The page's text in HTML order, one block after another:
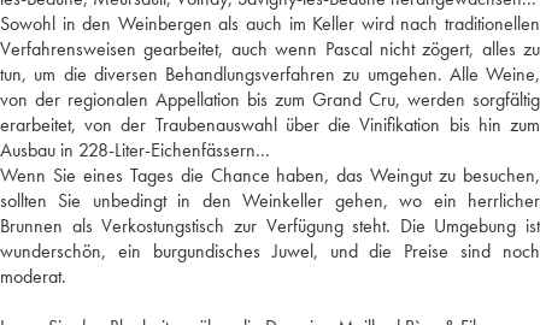
Sowohl in den Weinbergen als auch im Keller wird nach traditionellen
Verfahrensweisen gearbeitet, auch wenn Pascal nicht zögert, alles zu
tun, um die diversen Behandlungsverfahren zu umgehen. Alle Weine,
von der regionalen Appellation bis zum Grand Cru, werden sorgfältig
erarbeitet, von der Traubenauswahl über die Vinifikation bis hin zum
Ausbau in 228-Liter-Eichenfässern...
Wenn Sie eines Tages die Chance haben, das Weingut zu besuchen,
sollten Sie unbedingt in den Weinkeller gehen, wo ein herrlicher
Brunnen als Verkostungstisch zur Verfügung steht. Die Umgebung ist
wunderschön, ein burgundisches Juwel, und die Preise sind noch
moderat.